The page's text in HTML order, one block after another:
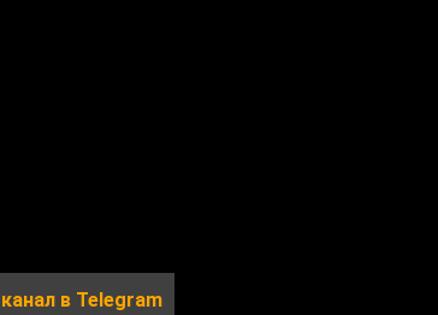
канал в Telegram